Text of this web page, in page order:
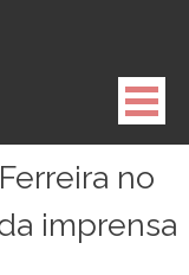
no
imprensa